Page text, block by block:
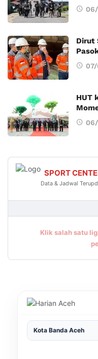
Dirut
HUT
SPORT
Data & Jadwal
Klik salah satu